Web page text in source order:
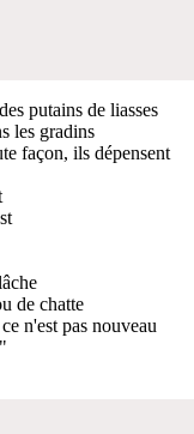
putains de liasses
les gradins
façon, ils dépensent
de chatte
n'est pas nouveau